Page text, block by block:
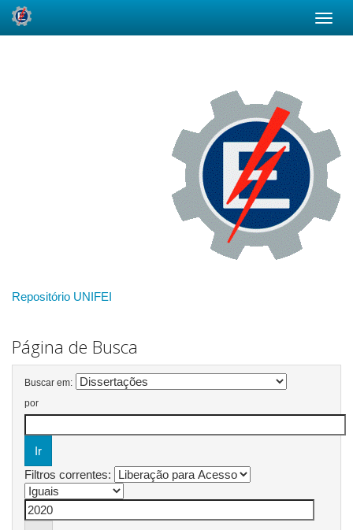
Repositório UNIFEI
Página de Busca
Buscar em:
por
Filtros correntes: